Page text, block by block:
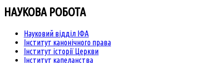
НАУКОВА РОБОТА
Науковий відділ ІФА
Інститут канонічного права
Інститут історії Церкви
Інститут капеланства